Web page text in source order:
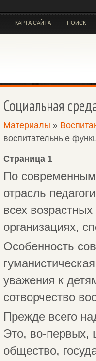
КАРТА САЙТА ПОИСК
Социальная
Материалы »
воспитательные
Страница 1
По современным
отрасль
всех
организациях,
Особенность
уважения к
сотворчество
Прежде всего
Это, во-первых,
общество,